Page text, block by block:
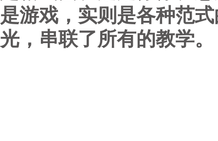
是游戏，实则是各种范
光，串联了所有的教学。